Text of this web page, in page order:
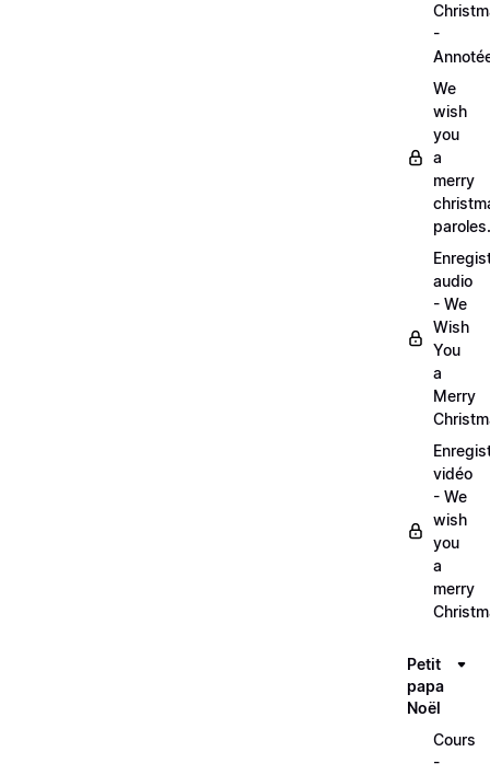
-
We
wish
you
a
merry
audio
- We
Wish
You
a
Merry
vidéo
- We
wish
you
a
merry
Petit
papa
Noël
Cours
-